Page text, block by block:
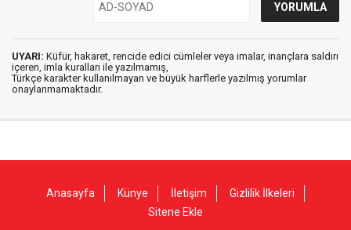
UYARI: Küfür, hakaret, rencide edici cümleler veya imalar, inançlara saldırı
içeren, imla kuralları ile yazılmamış,
Türkçe karakter kullanılmayan ve büyük harflerle yazılmış yorumlar
onaylanmamaktadır.
Anasayfa Künye İletişim
Gizlilik İlkeleri
Sitene Ekle